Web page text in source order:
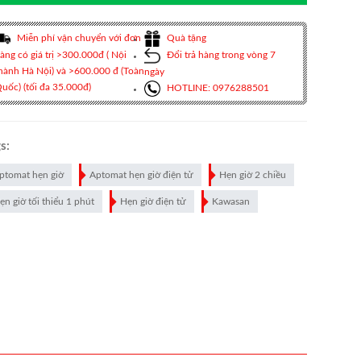
Miễn phí vận chuyển với đơn
có giá trị >300.000đ ( Nội
Hà Nội) và >600.000 đ (Toàn
(tối đa 35.000đ)
Quà tặng
Đổi trả hàng trong vòng 7
ngày
HOTLINE: 0976288501
hẹn giờ Aptomat hẹn giờ điện tử Hẹn giờ 2 chiều
giờ tối thiểu 1 phút Hẹn giờ điện tử Kawasan